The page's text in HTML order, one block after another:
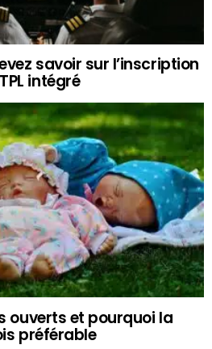
savoir sur l’inscription
intégré
ouverts et pourquoi la
préférable